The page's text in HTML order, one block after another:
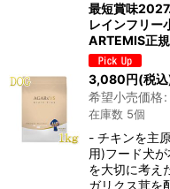
最短賞味
レインフリー
ARTEMIS正
3,080円(税
希望小売価格:
在庫数 5個
- チキンを主
用)フード犬
を大切に考え
ガリクス茸を